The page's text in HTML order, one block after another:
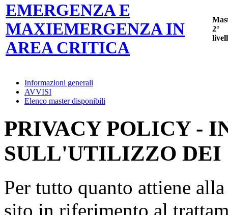
EMERGENZA E
MAXIEMERGENZA IN
AREA CRITICA
2°
Informazioni generali
AVVISI
Elenco master disponibili
PRIVACY POLICY -
SULL'UTILIZZO DEI
Per tutto quanto attiene
sito in riferimento al